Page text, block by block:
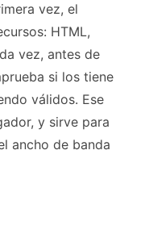
vez, el
HTML,
vez, antes de
si los tiene
válidos. Ese
y sirve para
ancho de banda